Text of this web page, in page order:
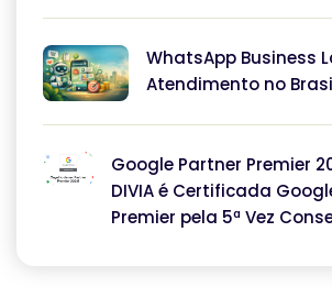
WhatsApp Business
Atendimento no
Google Partner Premier
DIVIA é Certificada
Premier pela 5ª Vez